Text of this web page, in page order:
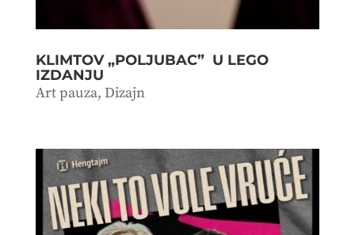
KLIMTOV „POLJUBAC” U LEGO
IZDANJU
Art pauza, Dizajn